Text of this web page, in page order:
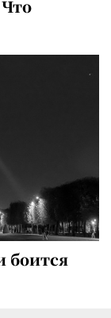
боится